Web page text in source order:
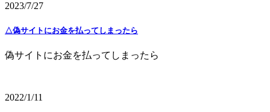
2023/7/27
△偽サイトにお金を払ってしまったら
偽サイトにお金を払ってしまったら
2022/1/11